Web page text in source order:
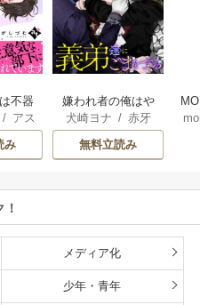
不器
/ アス
部
み
嫌われ者の俺はや
り直しの世界で義
弟達にごまをする
（分冊版）
犬崎ヨナ / 赤牙
無料立読み
メディア化
少年・青年